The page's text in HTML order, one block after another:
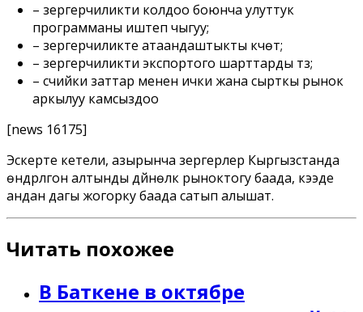
– зергерчиликти колдоо боюнча улуттук
программаны иштеп чыгуу;
– зергерчиликте атаандаштыкты күчөтүү;
– зергерчиликти экспортого шарттарды түзүү;
– счийки заттар менен ички жана сырткы рынок
аркылуу камсыздоо
[news 16175]
Эскерте кетели, азырынча зергерлер Кыргызстанда
өндүрүлгон алтынды дүйнөлүк рыноктогу баада, кээде
андан дагы жогорку баада сатып алышат.
Читать похожее
В Баткене в октябре